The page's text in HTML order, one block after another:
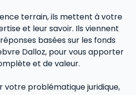
terrain, ils mettent à votre
et leur savoir. Ils viennent
basées sur les fonds
Dalloz, pour vous apporter
et de valeur.
votre problématique juridique,